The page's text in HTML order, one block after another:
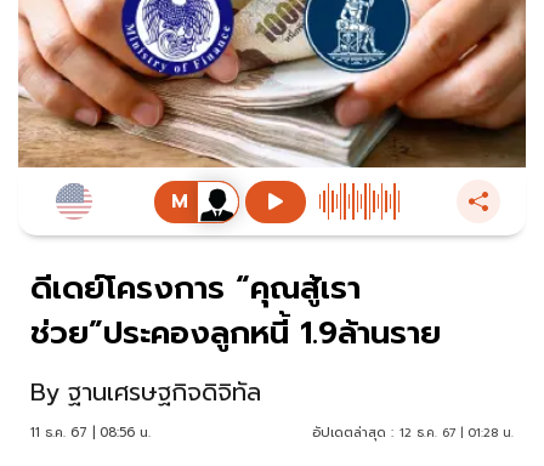
ดีเดย์โครงการ “คุณสู้เรา
ช่วย”ประคองลูกหนี้ 1.9ล้านราย
By ฐานเศรษฐกิจดิจิทัล
11 ธ.ค. 67 | 08:56 น. อัปเดตล่าสุด : 12 ธ.ค. 67 | 01:28 น.